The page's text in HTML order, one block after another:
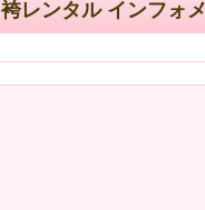
袴レンタル インフォ